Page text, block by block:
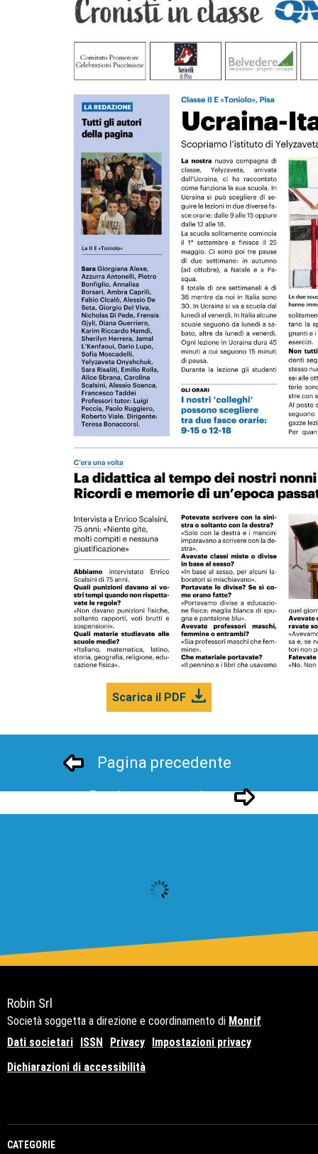
Scarica il PDF
Pagina precedente
Pagina successivo
Robin Srl
Società soggetta a direzione e coordinamento di Monrif
Dati societari ISSN Privacy Impostazioni privacy
Dichiarazioni di accessibilità
CATEGORIE